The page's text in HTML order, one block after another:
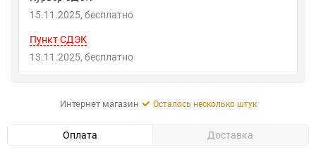
15.11.2025
Бесплатно
Пункт СДЭК
13.11.2025
Бесплатно
Интернет магазин Осталось несколько штук
Оплата Доставка